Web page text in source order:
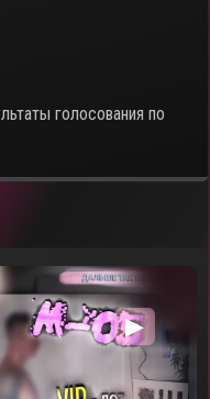
голосования по
▶